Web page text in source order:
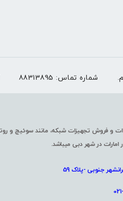
شماره تماس: 88313895
در شهر دبی میباشد.
جنوبی -پلاک 59